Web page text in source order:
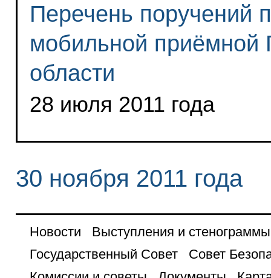
Перечень поручений
мобильной приёмной
области
28 июля 2011 года
30 ноября 2011 года
Новости
Выступления и стенограммы
Государственный Совет
Совет